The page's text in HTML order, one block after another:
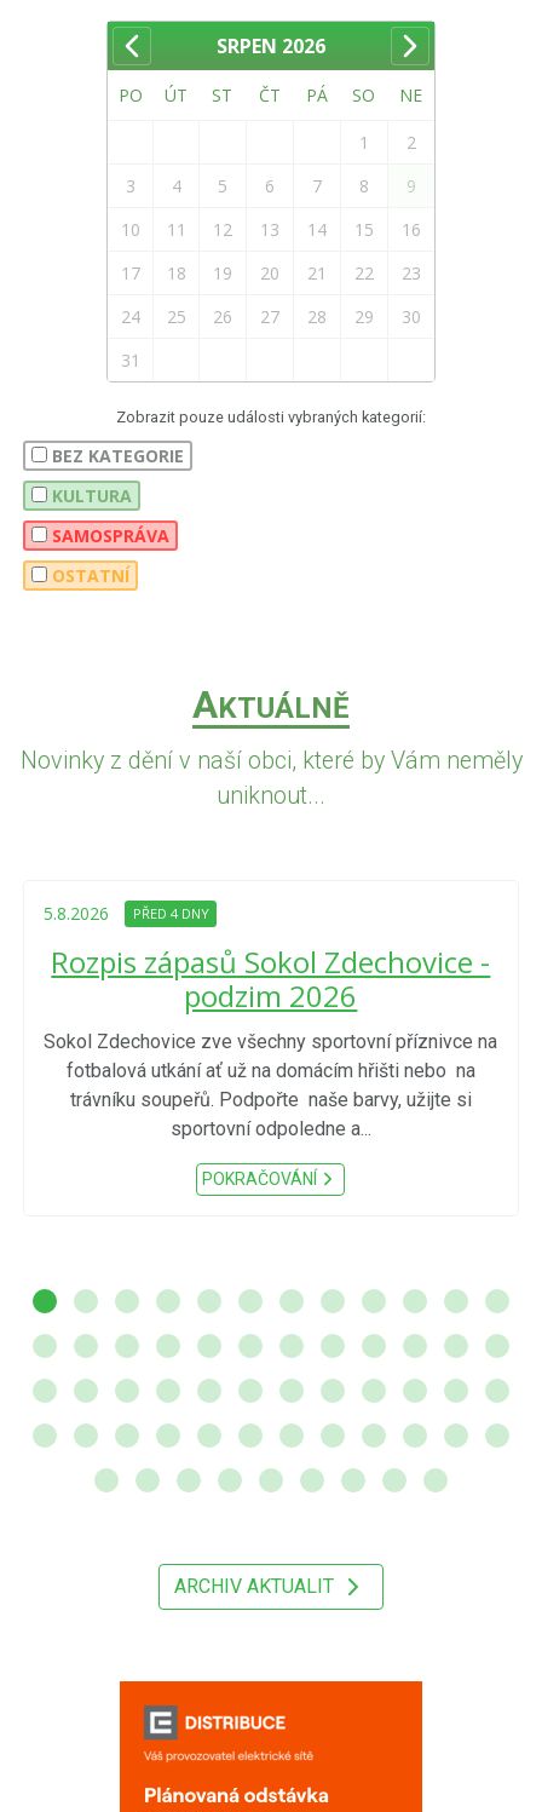
SRPEN 2026
PO ÚT ST ČT PÁ SO NE
1
2
3
4 5 6 7 8
9
10
11 12 13 14 15
16
17
18 19 20 21 22
23
24
25 26 27 28 29
30
31
Zobrazit pouze události vybraných kategorií:
BEZ KATEGORIE
KULTURA
SAMOSPRÁVA
OSTATNÍ
AKTUÁLNĚ
Novinky z dění v naší obci, které by Vám neměly
uniknout...
5.8.2026 PŘED 4 DNY
Rozpis zápasů Sokol Zdechovice -
podzim 2026
Sokol Zdechovice zve všechny sportovní příznivce na
fotbalová utkání ať už na domácím hřišti nebo na
trávníku soupeřů. Podpořte naše barvy, užijte si
sportovní odpoledne a...
POKRAČOVÁNÍ
ARCHIV AKTUALIT